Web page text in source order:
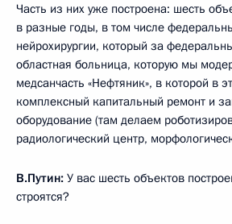
Часть из них уже построена: шесть
в разные годы, в том числе
нейрохирургии, который за
областная больница, которую мы
медсанчасть «Нефтяник», в которой в
комплексный капитальный ремонт и
оборудование (там делаем
радиологический центр,
В.Путин: У вас шесть объектов
строятся?